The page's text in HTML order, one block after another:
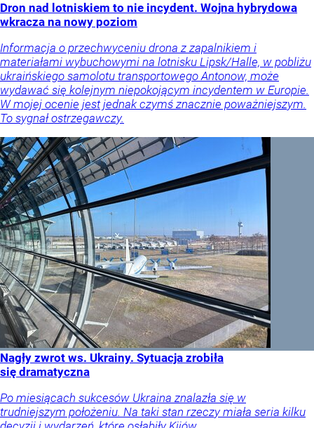
Dron nad lotniskiem to nie incydent. Wojna hybrydowa
wkracza na nowy poziom
Informacja o przechwyceniu drona z zapalnikiem i
materiałami wybuchowymi na lotnisku Lipsk/Halle, w pobliżu
ukraińskiego samolotu transportowego Antonow, może
wydawać się kolejnym niepokojącym incydentem w Europie.
W mojej ocenie jest jednak czymś znacznie poważniejszym.
To sygnał ostrzegawczy.
Nagły zwrot ws. Ukrainy. Sytuacja zrobiła
się dramatyczna
Po miesiącach sukcesów Ukraina znalazła się w
trudniejszym położeniu. Na taki stan rzeczy miała seria kilku